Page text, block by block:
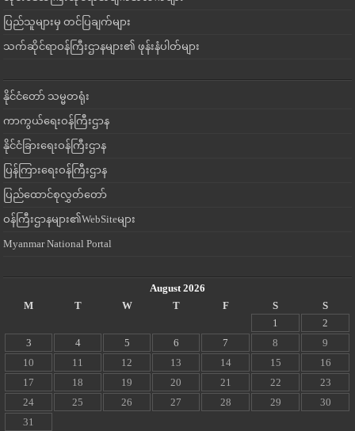
ပြည်သူများမှ တင်ပြချက်များ
သက်ဆိုင်ရာဝန်ကြီးဌာနများ၏ ဖုန်းနံပါတ်များ
နိုင်ငံတော် သမ္မတရုံး
ကာကွယ်ရေးဝန်ကြီးဌာန
နိုင်ငံခြားရေးဝန်ကြီးဌာန
ပြန်ကြားရေးဝန်ကြီးဌာန
ပြည်ထောင်စုလွှတ်တော်
ဝန်ကြီးဌာနများ၏WebSiteများ
Myanmar National Portal
August 2026
M
T W T F S
S
1
2
3
4 5 6 7 8
9
10
11 12 13 14 15
16
17
18 19 20 21 22
23
24
25 26 27 28 29
30
31